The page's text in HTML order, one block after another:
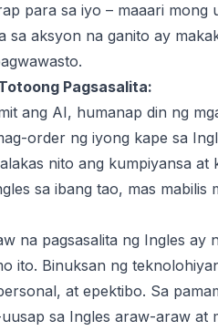
para sa iyo – maaari
sa aksyon na ganito ay
Pagsasalita:
ang AI, humanap din ng
order ng iyong kape sa
nito ang kumpiyansa
sa ibang tao, mas mabilis
na pagsasalita ng Ingles ay
ito. Binuksan ng
at epektibo. Sa
sa Ingles araw-araw at